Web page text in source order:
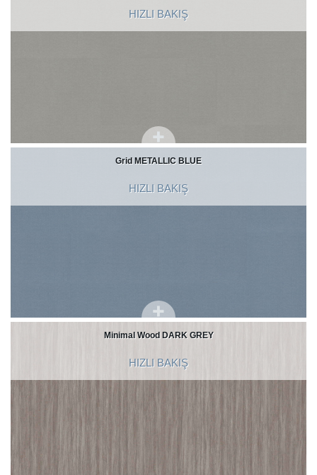
HIZLI BAKIŞ
Grid METALLIC BLUE
HIZLI BAKIŞ
Minimal Wood DARK GREY
HIZLI BAKIŞ